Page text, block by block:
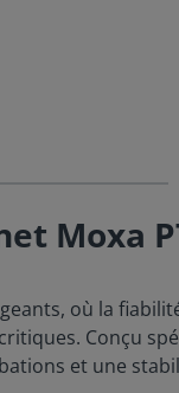
Moxa
où la
Conçu
et une